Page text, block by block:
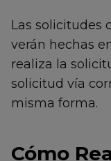
Las solicitudes
verán hechas
realiza la
solicitud vía
misma forma.
Cómo